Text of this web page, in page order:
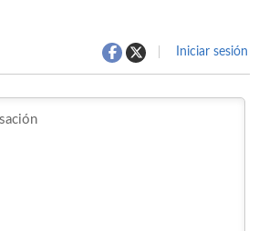
Iniciar sesión